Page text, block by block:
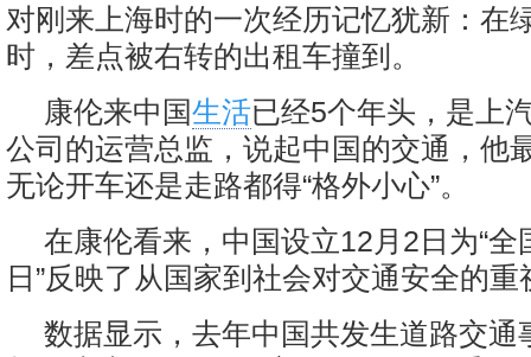
对刚来上海时的一次经历记忆犹新：在
时，差点被右转的出租车撞到。
康伦来中国生活已经5个年头，是上
公司的运营总监，说起中国的交通，他
无论开车还是走路都得“格外小心”。
在康伦看来，中国设立12月2日为“全
日”反映了从国家到社会对交通安全的重
数据显示，去年中国共发生道路交通